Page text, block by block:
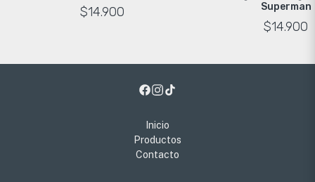
$14.900
Superman
$14.900
Inicio
Productos
Contacto